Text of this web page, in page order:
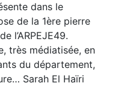
dans le
de la 1ère pierre
l’ARPEJE49.
très médiatisée, en
du département,
Sarah El Haïri